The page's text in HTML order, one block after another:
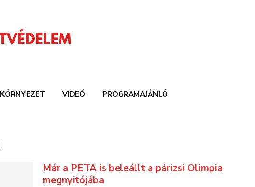
KÖRNYEZET VIDEÓ PROGRAMAJÁNLÓ
Már a PETA is beleállt a párizsi Olimpia
megnyitójába